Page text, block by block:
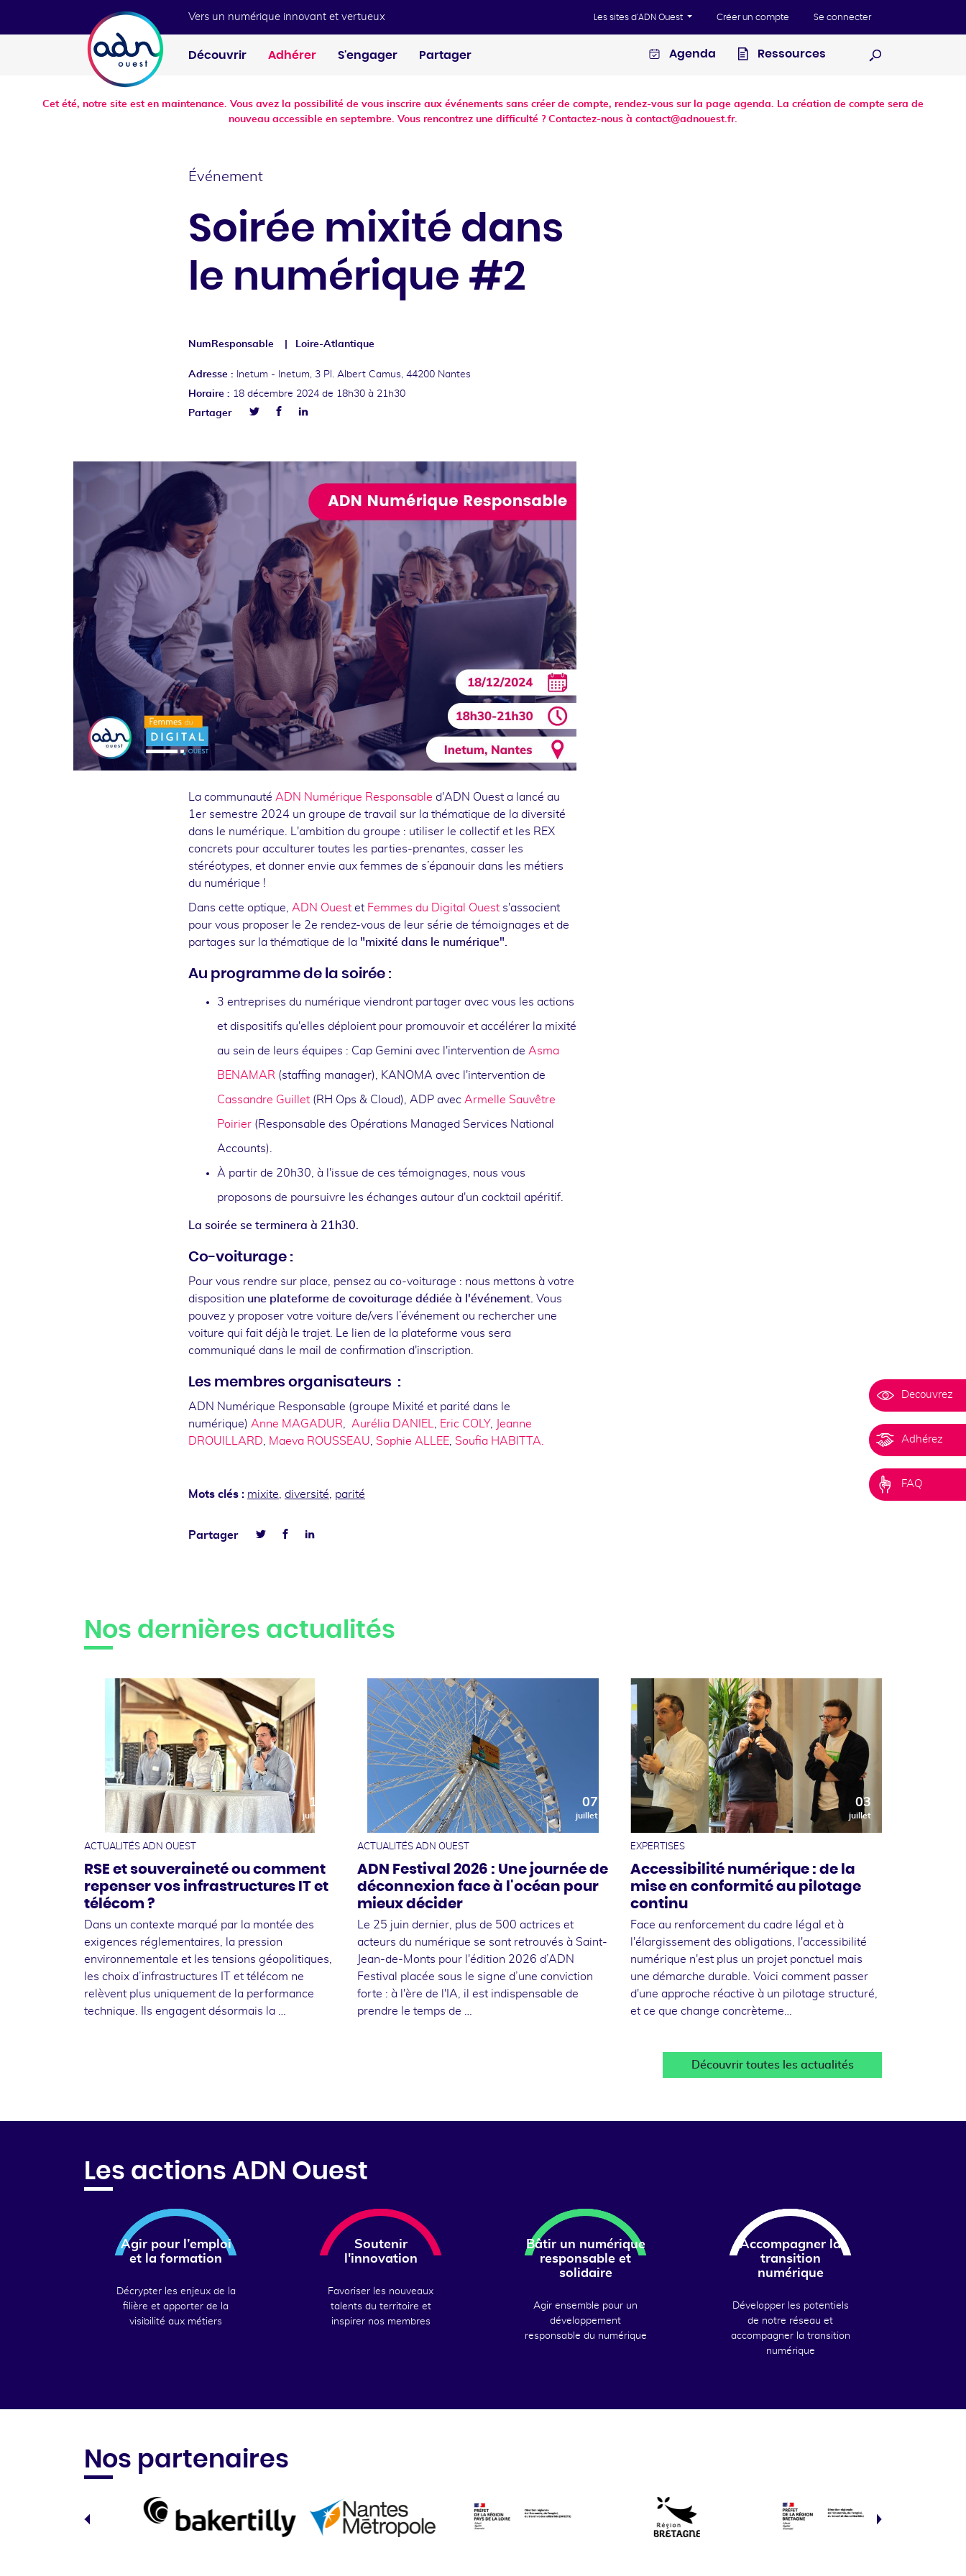
Vers un numérique innovant et vertueux Les sites d'ADN Ouest Créer un compte Se connecter
Découvrir Adhérer S'engager Partager Agenda
Ressources
Cet été, notre site est en maintenance. Vous avez la possibilité de vous inscrire aux événements sans créer de compte, rendez-vous sur la page agenda. La création de compte sera de
nouveau accessible en septembre. Vous rencontrez une difficulté ? Contactez-nous à contact@adnouest.fr.
Événement
Soirée mixité dans
le numérique #2
NumResponsable Loire-Atlantique
Adresse : Inetum -
Inetum, 3 Pl. Albert Camus, 44200 Nantes
Horaire : 18 décembre 2024 de 18h30 à 21h30
Partager
FacebookLinkedin
La communauté ADN Numérique Responsable d'ADN Ouest a lancé au
1er semestre 2024 un groupe de travail sur la thématique de la diversité
dans le numérique. L'ambition du groupe : utiliser le collectif et les REX
concrets pour acculturer toutes les parties-prenantes, casser les
stéréotypes, et donner envie aux femmes de s’épanouir dans les métiers
du numérique !
Dans cette optique, ADN Ouest et Femmes du Digital Ouest s'associent
pour vous proposer le 2e rendez-vous de leur série de témoignages et de
partages sur la thématique de la "mixité dans le numérique".
Au programme de la soirée :
3 entreprises du numérique viendront partager avec vous les actions
et dispositifs qu'elles déploient pour promouvoir et accélérer la mixité
au sein de leurs équipes : Cap Gemini avec l'intervention de Asma
BENAMAR (staffing manager), KANOMA avec l'intervention de
Cassandre Guillet (RH Ops & Cloud), ADP avec Armelle Sauvêtre
Poirier (Responsable des Opérations Managed Services National
Accounts).
À partir de 20h30, à l'issue de ces témoignages, nous vous
proposons de poursuivre les échanges autour d'un cocktail apéritif.
La soirée se terminera à 21h30.
Co-voiturage :
Pour vous rendre sur place, pensez au co-voiturage : nous mettons à votre
disposition une plateforme de covoiturage dédiée à l'événement. Vous
pouvez y proposer votre voiture de/vers l’événement ou rechercher une
voiture qui fait déjà le trajet. Le lien de la plateforme vous sera
communiqué dans le mail de confirmation d'inscription.
Les membres organisateurs :
ADN Numérique Responsable (groupe Mixité et parité dans le
numérique) Anne MAGADUR, Aurélia DANIEL, Eric COLY,
Jeanne
DROUILLARD, Maeva ROUSSEAU, Sophie ALLEE, Soufia HABITTA.
Mots clés : mixite, diversité, parité
Partager
FacebookLinkedin
Decouvrez
Adhérez
FAQ
Nos dernières actualités
10
juillet
ACTUALITÉS ADN OUEST
RSE et souveraineté ou comment
repenser vos infrastructures IT et
télécom ?
Dans un contexte marqué par la montée des
exigences réglementaires, la pression
environnementale et les tensions géopolitiques,
les choix d’infrastructures IT et télécom ne
relèvent plus uniquement de la performance
technique. Ils engagent désormais la …
07
juillet
ACTUALITÉS ADN OUEST
ADN Festival 2026 : Une journée de
déconnexion face à l'océan pour
mieux décider
Le 25 juin dernier, plus de 500 actrices et
acteurs du numérique se sont retrouvés à Saint-
Jean-de-Monts pour l'édition 2026 d’ADN
Festival placée sous le signe d’une conviction
forte : à l'ère de l'IA, il est indispensable de
prendre le temps de …
03
juillet
EXPERTISES
Accessibilité numérique : de la
mise en conformité au pilotage
continu
Face au renforcement du cadre légal et à
l'élargissement des obligations, l'accessibilité
numérique n'est plus un projet ponctuel mais
une démarche durable. Voici comment passer
d'une approche réactive à un pilotage structuré,
et ce que change concrèteme…
Découvrir toutes les actualités
Les actions ADN Ouest
Agir pour l’emploi
et la formation
Décrypter les enjeux de la
filière et apporter de la
visibilité aux métiers
Soutenir
l'innovation
Favoriser les nouveaux
talents du territoire et
inspirer nos membres
Bâtir un numérique
responsable et
solidaire
Agir ensemble pour un
développement
responsable du numérique
Accompagner la
transition
numérique
Développer les potentiels
de notre réseau et
accompagner la transition
numérique
Nos partenaires